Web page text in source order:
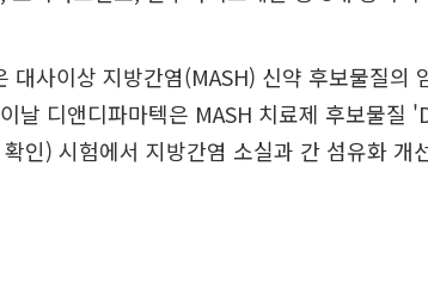
대사이상 지방간염(MASH) 신약 후보물질의
날 디앤디파마텍은 MASH 치료제 후보물질
인) 시험에서 지방간염 소실과 간 섬유화 개